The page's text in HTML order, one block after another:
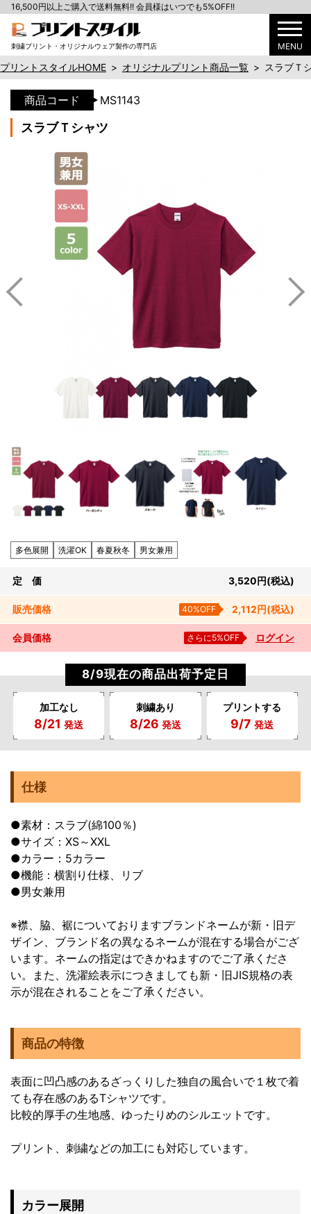
刺繍プリント・オリジナルウェア製作の専門店 MENU
16,500円以上ご購入で送料無料!! 会員様はいつでも5%OFF!!
プリントスタイルHOME > オリジナルプリント商品一覧 > スラブＴ
商品コード MS1143
スラブＴシャツ
多色展開 洗濯OK 春夏秋冬 男女兼用
定 価 3,520 円(税込)
販売価格 40%OFF 2,112 円(税込)
会員価格 さらに5%OFF ログイン
8/9現在の商品出荷予定日
加工なし
8/21 発送
刺繍あり
8/26 発送
プリントする
9/7 発送
仕様
●素材：スラブ(綿100％)
●サイズ：XS～XXL
●カラー：5カラー
●機能：横割り仕様、リブ
●男女兼用
※襟、脇、裾についておりますブランドネームが新・旧デ
ザイン、ブランド名の異なるネームが混在する場合がござ
います。ネームの指定はできかねますのでご了承くださ
い。また、洗濯絵表示につきましても新・旧JIS規格の表
示が混在されることをご了承ください。
商品の特徴
表面に凹凸感のあるざっくりした独自の風合いで１枚で着
ても存在感のあるTシャツです。
比較的厚手の生地感、ゆったりめのシルエットです。
プリント、刺繍などの加工にも対応しています。
カラー展開